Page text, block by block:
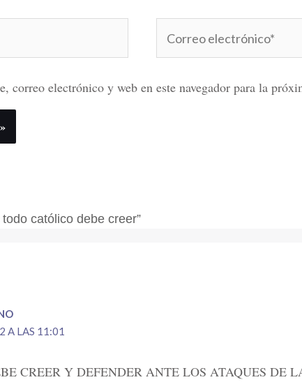
electrónico*
correo electrónico y web en este navegador para la
católico debe creer”
A LAS 11:01
CREER Y DEFENDER ANTE LOS ATAQUES DE